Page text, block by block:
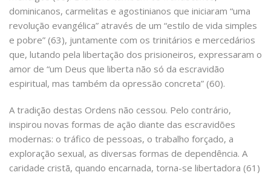
dominicanos, carmelitas e agostinianos que iniciaram “uma
revolução evangélica” através de um “estilo de vida simples
e pobre” (63), juntamente com os trinitários e mercedários
que, lutando pela libertação dos prisioneiros, expressaram o
amor de “um Deus que liberta não só da escravidão
espiritual, mas também da opressão concreta” (60).
A tradição destas Ordens não cessou. Pelo contrário,
inspirou novas formas de ação diante das escravidões
modernas: o tráfico de pessoas, o trabalho forçado, a
exploração sexual, as diversas formas de dependência. A
caridade cristã, quando encarnada, torna-se libertadora (61)